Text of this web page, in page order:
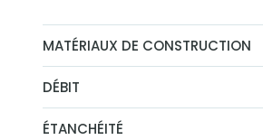
MATÉRIAUX DE CONSTRUCTION
DÉBIT
ÉTANCHÉITÉ